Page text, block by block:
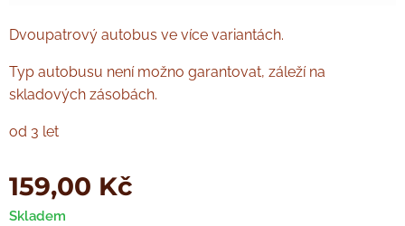
Dvoupatrový autobus ve více variantách.
Typ autobusu není možno garantovat, záleží na
skladových zásobách.
od 3 let
159,00 Kč
Skladem